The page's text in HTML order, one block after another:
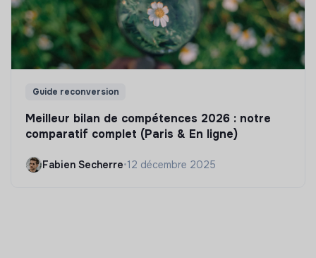
Guide reconversion
Meilleur bilan de compétences 2026 : notre
comparatif complet (Paris & En ligne)
Fabien Secherre•12 décembre 2025